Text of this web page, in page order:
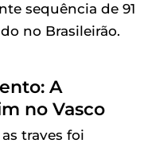
sequência de 91
no Brasileirão.
A
no Vasco
traves foi